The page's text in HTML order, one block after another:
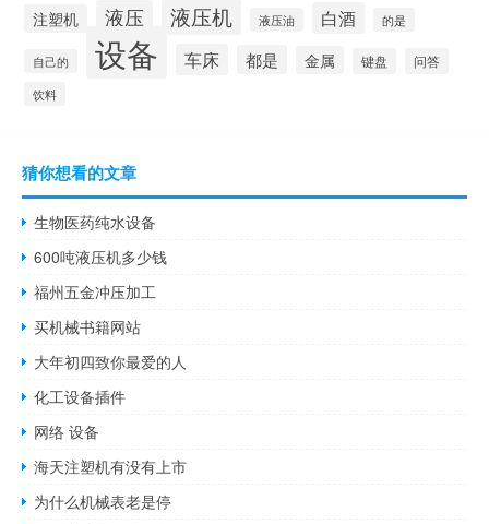
注塑机
液压 液压机 液压油 白酒 的是
自己的 设备 车床 都是 金属 键盘 问答
饮料
猜你想看的文章
生物医药纯水设备
600吨液压机多少钱
福州五金冲压加工
买机械书籍网站
大年初四致你最爱的人
化工设备插件
网络 设备
海天注塑机有没有上市
为什么机械表老是停